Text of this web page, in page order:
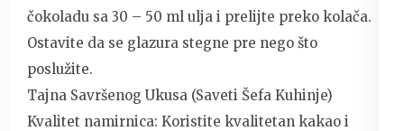
čokoladu sa 30 – 50 ml ulja i prelijte preko kolača.
Ostavite da se glazura stegne pre nego što
poslužite.
Tajna Savršenog Ukusa (Saveti Šefa Kuhinje)
Kvalitet namirnica: Koristite kvalitetan kakao i